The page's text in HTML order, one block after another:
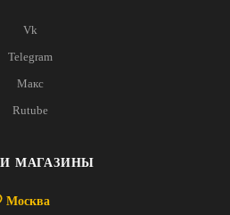
Vk
Telegram
Макс
Rutube
МАГАЗИНЫ
Москва